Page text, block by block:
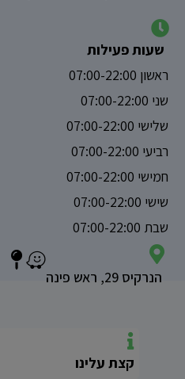
שעות פעילות
ראשון 07:00-22:00
שני 07:00-22:00
שלישי 07:00-22:00
רביעי 07:00-22:00
חמישי 07:00-22:00
שישי 07:00-22:00
שבת 07:00-22:00
הנרקיס 29, ראש פינה
קצת עלינו